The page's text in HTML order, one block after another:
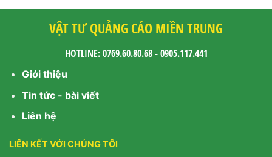
VẬT TƯ QUẢNG CÁO MIỀN TRUNG
HOTLINE: 0769.60.80.68 - 0905.117.441
Giới thiệu
Tin tức - bài viết
Liên hệ
LIÊN KẾT VỚI CHÚNG TÔI